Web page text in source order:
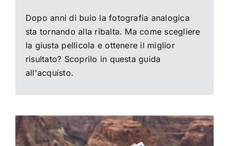
Dopo anni di buio la fotografia analogica
sta tornando alla ribalta. Ma come scegliere
la giusta pellicola e ottenere il miglior
risultato? Scoprilo in questa guida
all'acquisto.